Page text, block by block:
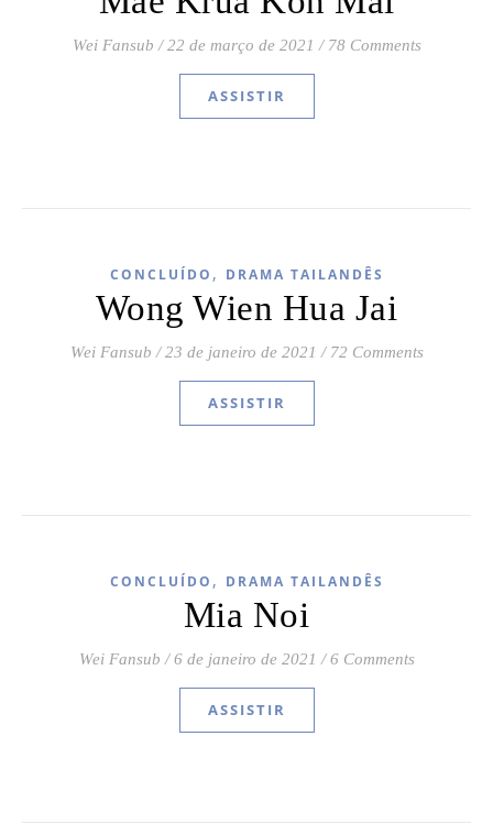
Wei Fansub / 22 de março de 2021 / 78 Comments
ASSISTIR
CONCLUÍDO , DRAMA TAILANDÊS
Wong Wien Hua Jai
Wei Fansub / 23 de janeiro de 2021 / 72 Comments
ASSISTIR
CONCLUÍDO , DRAMA TAILANDÊS
Mia Noi
Wei Fansub / 6 de janeiro de 2021 / 6 Comments
ASSISTIR